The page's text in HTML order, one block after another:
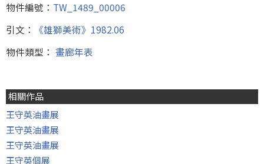
物件編號： TW_1489_00006
引文：
《雄獅美術》1982.06
物件類型： 畫廊年表
相關作品
王守英油畫展
王守英油畫展
王守英油畫展
王守英個展